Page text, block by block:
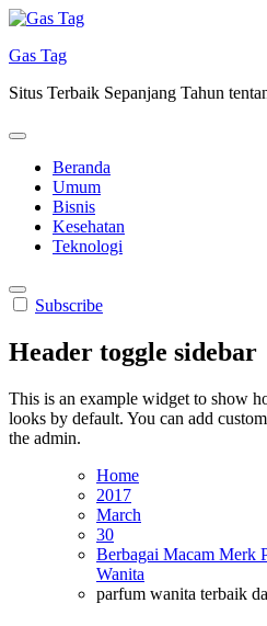
Skip
content
Gas Tag
Situs Terbaik Sepanjang Tahun
Beranda
Umum
Bisnis
Kesehatan
Teknologi
Subscribe
Header toggle sidebar
This is an example widget to show
looks by default. You can add
the admin.
Home
2017
March
30
Berbagai Macam Merk
Wanita
parfum wanita terbaik